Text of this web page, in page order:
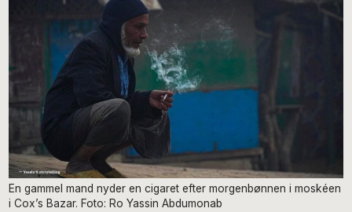
En gammel mand nyder en cigaret efter morgenbønnen i moskéen
i Cox’s Bazar. Foto: Ro Yassin Abdumonab